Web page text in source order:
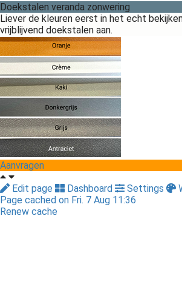
Doekstalen veranda zonwering
Liever de kleuren eerst in het echt
vrijblijvend doekstalen aan.
Aanvragen
Edit page
Dashboard Settings
Page cached on Fri. 7 Aug 11:36
Renew cache